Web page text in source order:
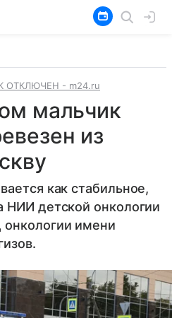
ОТКЛЮЧЕН - m24.ru
мальчик
из
как стабильное,
НИИ детской онкологии
имени